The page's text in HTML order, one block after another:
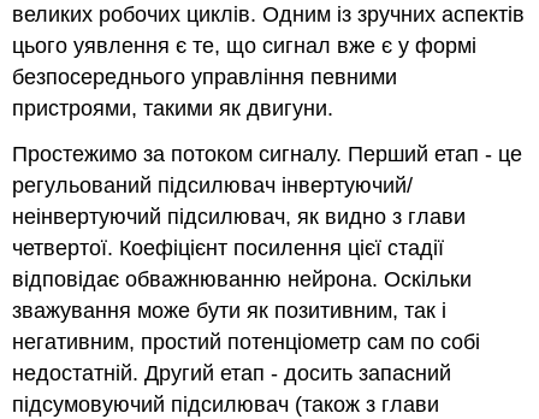
великих робочих циклів. Одним із зручних аспектів
цього уявлення є те, що сигнал вже є у формі
безпосереднього управління певними
пристроями, такими як двигуни.
Простежимо за потоком сигналу. Перший етап - це
регульований підсилювач інвертуючий/
неінвертуючий підсилювач, як видно з глави
четвертої. Коефіцієнт посилення цієї стадії
відповідає обважнюванню нейрона. Оскільки
зважування може бути як позитивним, так і
негативним, простий потенціометр сам по собі
недостатній. Другий етап - досить запасний
підсумовуючий підсилювач (також з глави